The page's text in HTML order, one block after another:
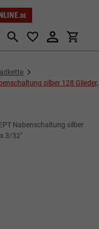
silber 128 Glieder,